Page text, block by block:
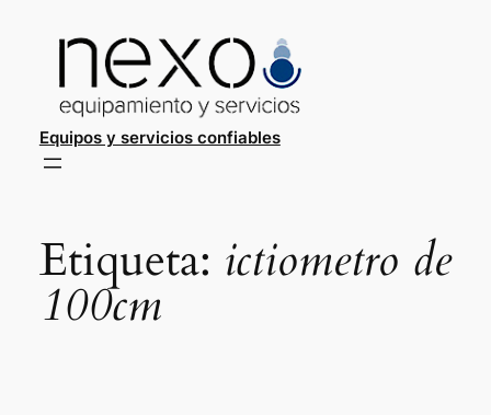
Equipos y servicios confiables
Etiqueta: ictiometro de
100cm